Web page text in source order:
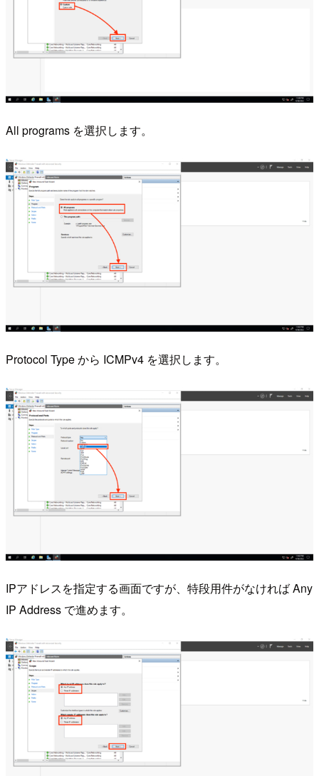
All programs を選択します。
Protocol Type から ICMPv4 を選択します。
IPアドレスを指定する画面ですが、特段用件がなければ Any
IP Address で進めます。